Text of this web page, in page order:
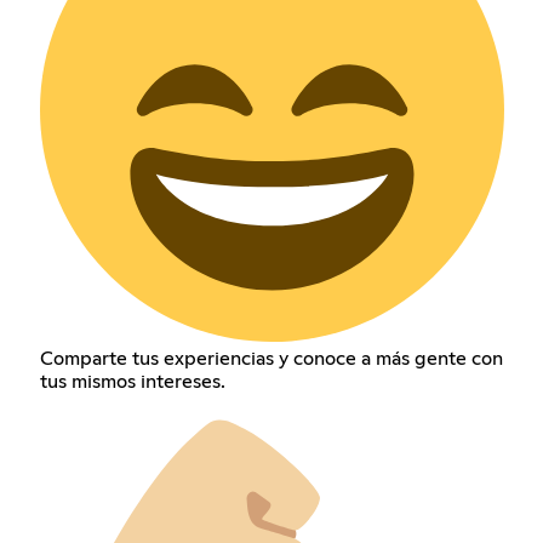
Comparte tus experiencias y conoce a más gente con
tus mismos intereses.